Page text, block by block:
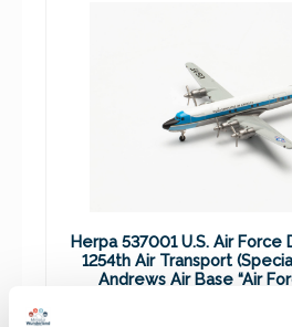
Herpa 537001 U.S. Air Force
1254th Air Transport
Andrews Air Base “Air